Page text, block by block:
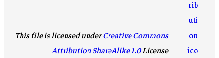
This file is licensed underCreative Commons
Attribution ShareAlike 1.0License